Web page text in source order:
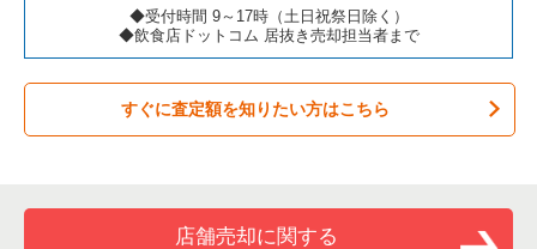
カラオケ・パブ・スナックの居抜き売却物件の案件一覧
バーの居抜き売却物件の案件一覧
居酒屋・ダイニングバーの居抜き売却物件の案件一覧
千葉市美浜区の飲食店の居抜き売却物件の案件一覧
佐倉市の飲食店の居抜き売却物件の案件一覧
四街道市の飲食店の居抜き売却物件の案件一覧
千葉県のカフェの居抜き売却物件の案件一覧
千葉県のテイクアウトの居抜き売却物件の案件一覧
千葉県のお弁当・惣菜・デリの居抜き売却物件の案件一覧
千葉県のバーの居抜き売却物件の案件一覧
千葉市中央区のカラオケ・パブ・スナックの居抜き売却物件の
案件一覧
千葉市中央区のバーの居抜き売却物件の案件一覧
千葉市中央区の和食の居抜き売却物件の案件一覧
◆受付時間 9～17時（土日祝祭日除く）
◆飲食店ドットコム 居抜き売却担当者まで
すぐに査定額を知りたい方はこちら
店舗売却に関する